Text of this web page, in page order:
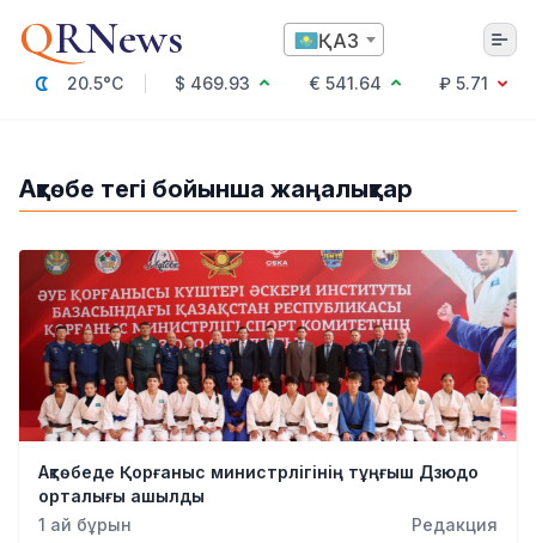
QRNews ҚАЗ
20.5°C $ 469.93 € 541.64
₽ 5.71
Мәдениет
Саясат
Технология
Экономика
Әлемде
Қоғам
Білім және Ғылым
Оқиға
Ауа райы
Денсаулық
Бизнес
Ақтөбе тегі бойынша жаңалықтар
Ақтөбеде Қорғаныс министрлігінің тұңғыш Дзюдо
орталығы ашылды
1 ай бұрын
Редакция